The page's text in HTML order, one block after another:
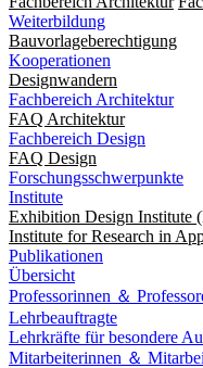
Weiterbildung
Bauvorlageberechtigung
Kooperationen
Designwandern
Fachbereich Architektur
FAQ Architektur
Fachbereich Design
FAQ Design
Forschungsschwerpunkte
Institute
Exhibition Design Institute
Institute for Research in
Publikationen
Übersicht
Professorinnen ＆
Lehrbeauftragte
Lehrkräfte für besondere
Mitarbeiterinnen ＆